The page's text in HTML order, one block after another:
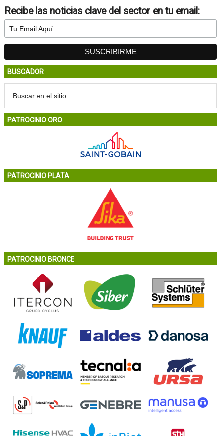
Recibe las noticias clave del sector en tu email:
BUSCADOR
PATROCINIO ORO
PATROCINIO PLATA
PATROCINIO BRONCE